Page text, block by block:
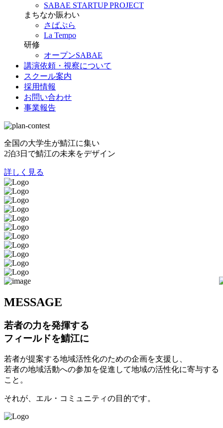
SABAE STARTUP PROJECT
まちなか賑わい
さばぷら
La Tempo
研修
オープンSABAE
講演依頼・視察について
スクール案内
採用情報
お問い合わせ
事業報告
全国の大学生が鯖江に集い
2泊3日で鯖江の未来をデザイン
詳しく見る
MESSAGE
若者の力を発揮する
フィールドを鯖江に
若者が提案する地域活性化のための企画を支援し、
若者の地域活動への参加を促進して地域の活性化に寄与する
こと。
それが、エル・コミュニティの目的です。